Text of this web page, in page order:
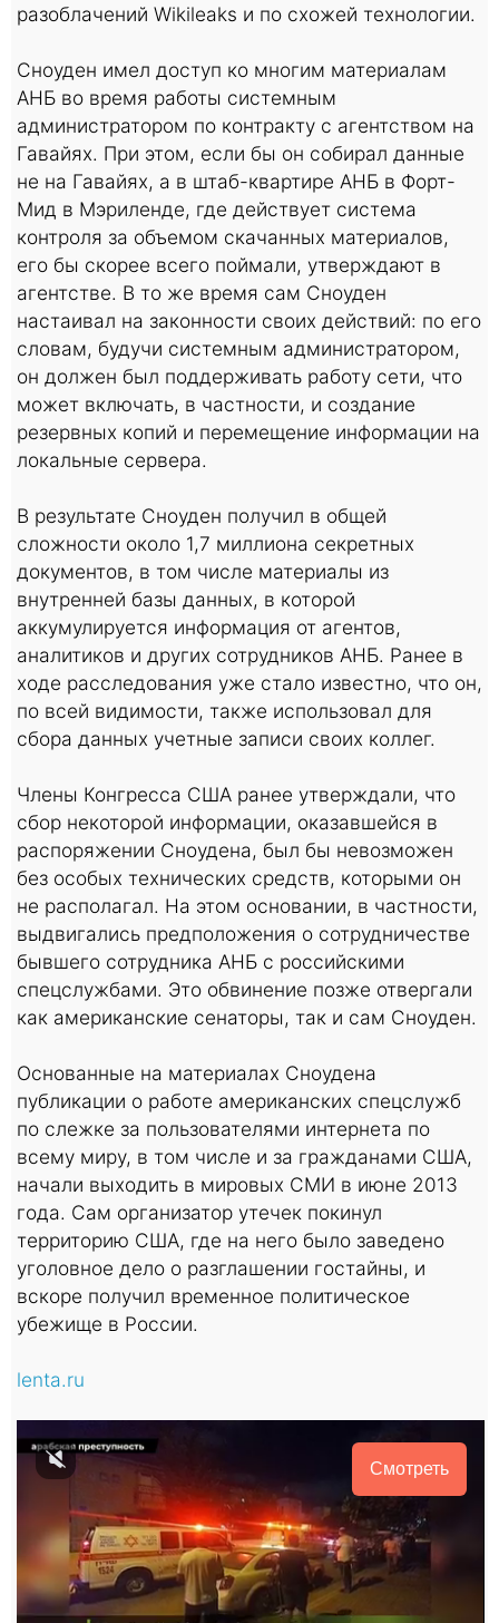
разоблачений Wikileaks и по схожей технологии.
Сноуден имел доступ ко многим материалам
АНБ во время работы системным
администратором по контракту с агентством на
Гавайях. При этом, если бы он собирал данные
не на Гавайях, а в штаб-квартире АНБ в Форт-
Мид в Мэриленде, где действует система
контроля за объемом скачанных материалов,
его бы скорее всего поймали, утверждают в
агентстве. В то же время сам Сноуден
настаивал на законности своих действий: по его
словам, будучи системным администратором,
он должен был поддерживать работу сети, что
может включать, в частности, и создание
резервных копий и перемещение информации на
локальные сервера.
В результате Сноуден получил в общей
сложности около 1,7 миллиона секретных
документов, в том числе материалы из
внутренней базы данных, в которой
аккумулируется информация от агентов,
аналитиков и других сотрудников АНБ. Ранее в
ходе расследования уже стало известно, что он,
по всей видимости, также использовал для
сбора данных учетные записи своих коллег.
Члены Конгресса США ранее утверждали, что
сбор некоторой информации, оказавшейся в
распоряжении Сноудена, был бы невозможен
без особых технических средств, которыми он
не располагал. На этом основании, в частности,
выдвигались предположения о сотрудничестве
бывшего сотрудника АНБ с российскими
спецслужбами. Это обвинение позже отвергали
как американские сенаторы, так и сам Сноуден.
Основанные на материалах Сноудена
публикации о работе американских спецслужб
по слежке за пользователями интернета по
всему миру, в том числе и за гражданами США,
начали выходить в мировых СМИ в июне 2013
года. Сам организатор утечек покинул
территорию США, где на него было заведено
уголовное дело о разглашении гостайны, и
вскоре получил временное политическое
убежище в России.
lenta.ru
Смотреть